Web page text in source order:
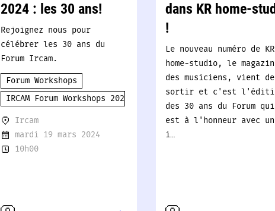
2024 : les 30 ans!
Rejoignez nous pour
célébrer les 30 ans du
Forum Ircam.
Forum Workshops
IRCAM Forum Workshops 2024
Ircam
mardi 19 mars 2024
10h00
dans KR home-
!
Le nouveau numéro de KR
home-studio, le
des musiciens, vient de
sortir et c'est
des 30 ans du Forum qui
est à l'honneur avec
i…